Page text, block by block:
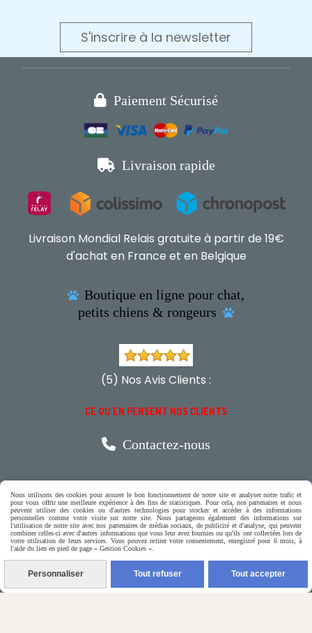
S'inscrire à la newsletter
 Paiement Sécurisé
 Livraison rapide
Livraison Mondial Relais gratuite à partir de 19€
d'achat en France et en Belgique
 Boutique en ligne pour chat,
petits chiens & rongeurs

(5) Nos Avis Clients :
CE QU'EN PENSENT NOS CLIENTS
 Contactez-nous
N'hésitez pas à contacter Monique
par téléphone
0618321265
ou par message
Nous utilisons des cookies pour assurer le bon fonctionnement de notre site et analyser notre trafic et
pour vous offrir une meilleure expérience à des fins de statistiques. Pour cela, nos partenaires et nous
peuvent utiliser des cookies ou d'autres technologies pour stocker et accéder à des informations
personnelles comme votre visite sur notre site. Nous partageons également des informations sur
l'utilisation de notre site avec nos partenaires de médias sociaux, de publicité et d'analyse, qui peuvent
combiner celles-ci avec d'autres informations que vous leur avez fournies ou qu'ils ont collectées lors de
votre utilisation de leurs services. Vous pouvez retirer votre consentement, enregistré pour 6 mois, à
l'aide du lien en pied de page « Gestion Cookies ».
Personnaliser Tout refuser Tout accepter